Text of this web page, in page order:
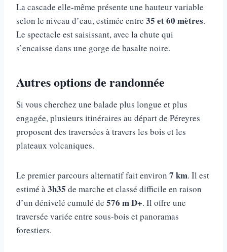
La cascade elle-même présente une hauteur variable
selon le niveau d’eau, estimée entre 35 et 60 mètres.
Le spectacle est saisissant, avec la chute qui
s’encaisse dans une gorge de basalte noire.
Autres options de randonnée
Si vous cherchez une balade plus longue et plus
engagée, plusieurs itinéraires au départ de Péreyres
proposent des traversées à travers les bois et les
plateaux volcaniques.
Le premier parcours alternatif fait environ 7 km. Il est
estimé à 3h35 de marche et classé difficile en raison
d’un dénivelé cumulé de 576 m D+. Il offre une
traversée variée entre sous-bois et panoramas
forestiers.